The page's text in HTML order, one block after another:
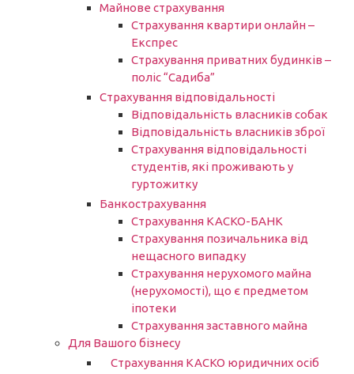
Майнове страхування
Страхування квартири онлайн –
Експрес
Страхування приватних будинків –
поліс “Садиба”
Страхування відповідальності
Відповідальність власників собак
Відповідальність власників зброї
Страхування відповідальності
студентів, які проживають у
гуртожитку
Банкострахування
Страхування КАСКО-БАНК
Страхування позичальника від
нещасного випадку
Страхування нерухомого майна
(нерухомості), що є предметом
іпотеки
Страхування заставного майна
Для Вашого бізнесу
Страхування КАСКО юридичних осіб